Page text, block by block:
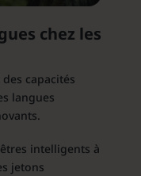
chez les
capacités
langues
intelligents à
jetons